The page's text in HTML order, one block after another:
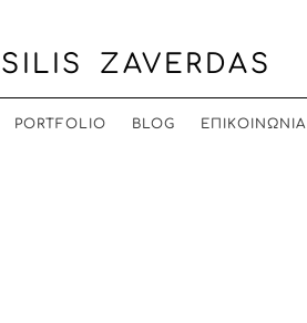
ZAVERDAS
PORTFOLIO BLOG ΕΠΙΚΟΙΝΩΝΙΑ